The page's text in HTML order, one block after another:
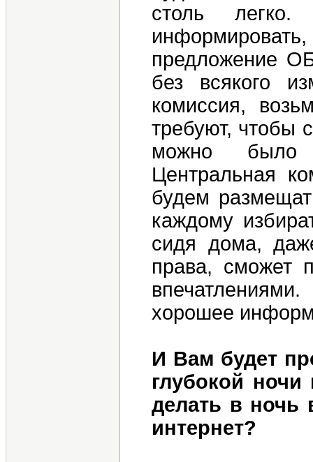
столь легко.
предложение
без всякого
комиссия,
требуют, чтобы
можно было
Центральная
будем
каждому
сидя дома,
права, сможет
хорошее
И Вам будет
глубокой
делать в ночь
интернет?